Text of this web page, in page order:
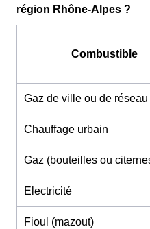
région Rhône-Alpes ?
Combustible
Gaz de ville ou de réseau
Chauffage urbain
Gaz (bouteilles ou
Electricité
Fioul (mazout)